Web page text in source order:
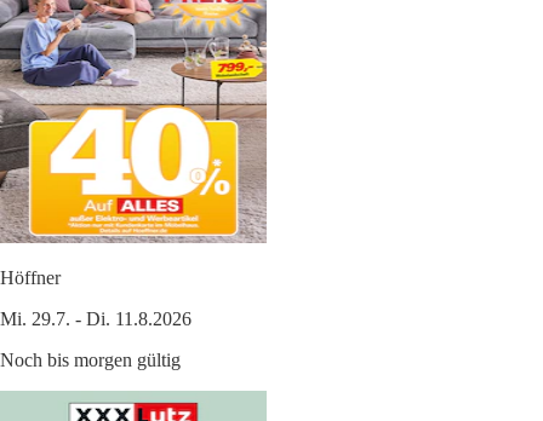
Höffner
Mi. 29.7. - Di. 11.8.2026
Noch bis morgen gültig